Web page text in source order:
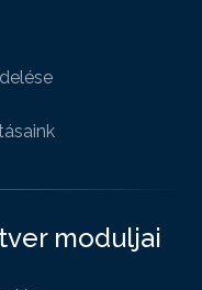
moduljai